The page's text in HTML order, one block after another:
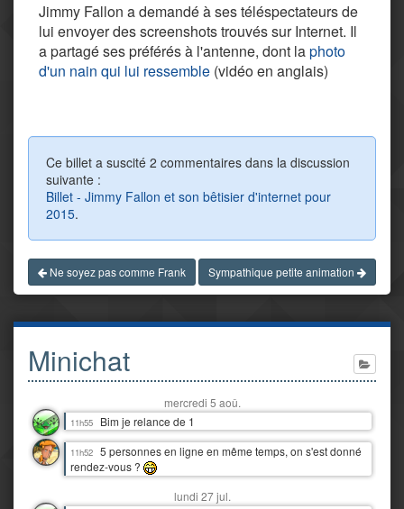
Jimmy Fallon a demandé à ses téléspectateurs de
lui envoyer des screenshots trouvés sur Internet. Il
a partagé ses préférés à l'antenne, dont laphoto
d'un nain qui lui ressemble (vidéo en anglais)
Ce billet a suscité 2 commentaires dans la discussion
suivante :
Billet - Jimmy Fallon et son bêtisier d'internet pour
2015.
Ne soyez pas comme Frank Sympathique petite animation
Minichat
mercredi 5 aoû.
11h55 Bim je relance de 1
11h52 5 personnes en ligne en même temps, on s'est donné
rendez-vous ?
lundi 27 jul.